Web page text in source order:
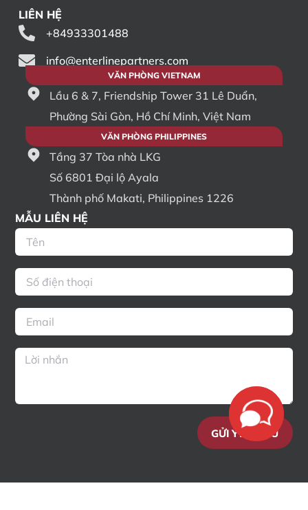
LIÊN HỆ
+84933301488
info@enterlinepartners.com
VĂN PHÒNG VIETNAM
Lầu 6 & 7, Friendship Tower 31 Lê Duẩn,
Phường Sài Gòn, Hồ Chí Minh, Việt Nam
VĂN PHÒNG PHILIPPINES
Tầng 37 Tòa nhà LKG
Số 6801 Đại lộ Ayala
Thành phố Makati, Philippines 1226
MẪU LIÊN HỆ
GỬI YÊU CẦU